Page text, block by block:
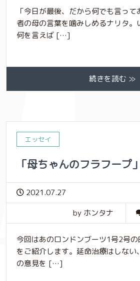
「今日が最後、だから何でも言っ
者の母の言葉を噛みしめるナリタ。
何を言えば […]
続きを読む ≫
エッセイ
「母ちゃんのフラフープ
2021.07.27
by ホンタナ
今回はあのロンドンブーツ1号2号
をご紹介します。延命治療はしない
の意見を […]